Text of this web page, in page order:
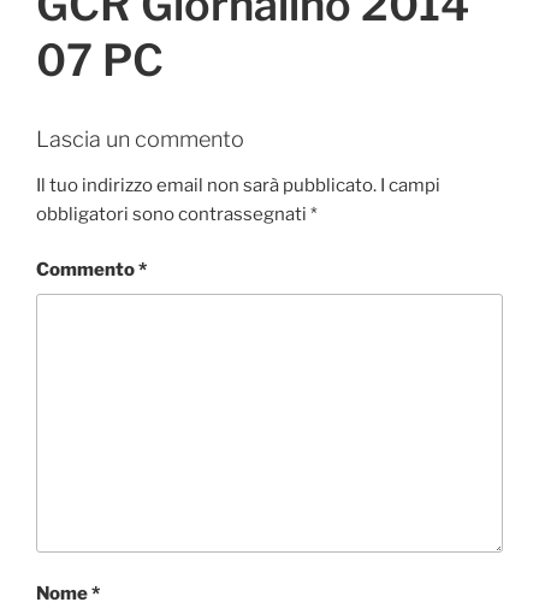
07 PC
Lascia un commento
Il tuo indirizzo email non sarà pubblicato. I campi
obbligatori sono contrassegnati *
Commento*
Nome*